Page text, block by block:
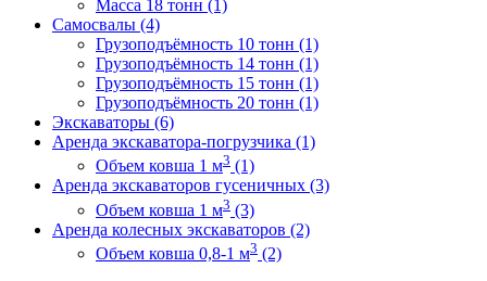
Масса 18 тонн (1)
Самосвалы (4)
Грузоподъёмность 10 тонн (1)
Грузоподъёмность 14 тонн (1)
Грузоподъёмность 15 тонн (1)
Грузоподъёмность 20 тонн (1)
Экскаваторы (6)
Аренда экскаватора-погрузчика (1)
Объем ковша 1 м3 (1)
Аренда экскаваторов гусеничных (3)
Объем ковша 1 м3 (3)
Аренда колесных экскаваторов (2)
Объем ковша 0,8-1 м3 (2)